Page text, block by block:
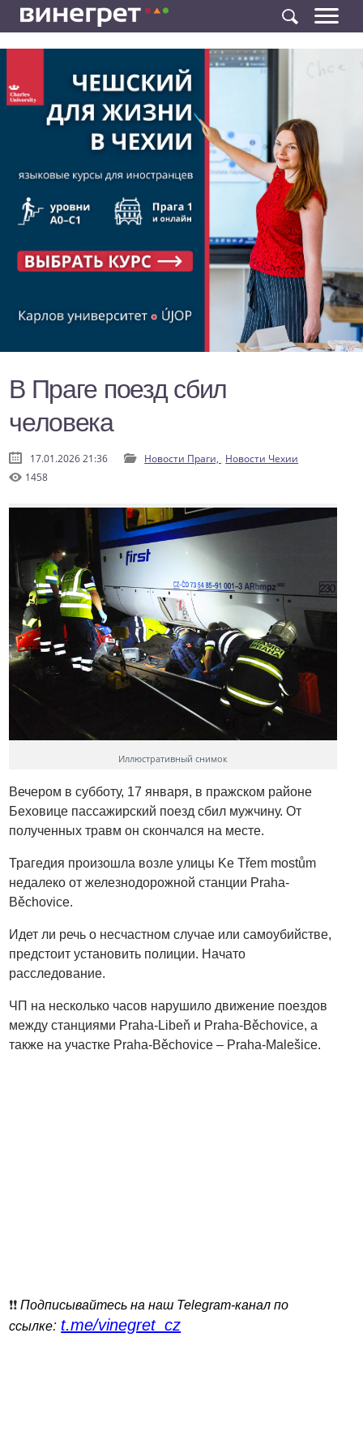
В Праге поезд сбил
человека
17.01.2026 21:36 Новости Праги, Новости Чехии
1458
Иллюстративный снимок
Вечером в субботу, 17 января, в пражском районе
Беховице пассажирский поезд сбил мужчину. От
полученных травм он скончался на месте.
Трагедия произошла возле улицы Ke Třem mostům
недалеко от железнодорожной станции Praha-
Běchovice.
Идет ли речь о несчастном случае или самоубийстве,
предстоит установить полиции. Начато
расследование.
ЧП на несколько часов нарушило движение поездов
между станциями Praha-Libeň и Praha-Běchovice, а
также на участке Praha-Běchovice – Praha-Malešice.
❗️❗️Подписывайтесь на наш Telegram-канал по
ссылке: t.me/vinegret_cz